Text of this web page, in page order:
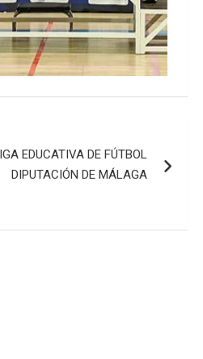
EDUCATIVA DE FÚTBOL
DIPUTACIÓN DE MÁLAGA